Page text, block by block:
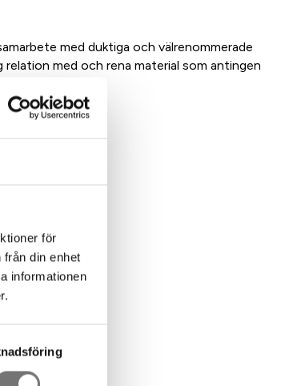
för
din enhet
informationen
med duktiga och välrenommerade
relation med och rena material som antingen